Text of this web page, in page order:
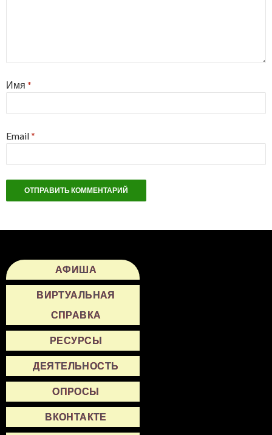
Имя *
Email*
АФИША
ВИРТУАЛЬНАЯ
СПРАВКА
РЕСУРСЫ
ДЕЯТЕЛЬНОСТЬ
ОПРОСЫ
ВКОНТАКТЕ